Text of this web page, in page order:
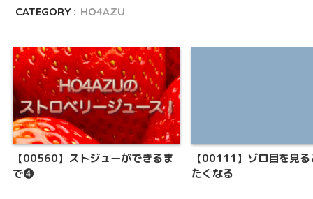
CATEGORY : HO4AZU
【00560】ストジューができるま
で❹
【00111】ゾロ目を見
たくなる